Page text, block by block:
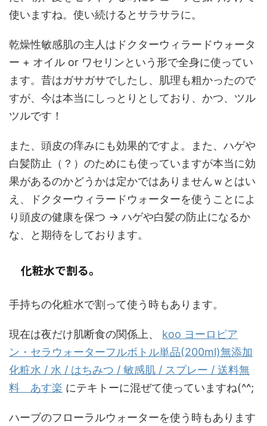
使いますね。使い続けるとサラサラに。
乾燥性敏感肌の主人はドクターウィラードウォータ
ー + オイル or ワセリンという形で全身に使ってい
ます。昔はガサガサでしたし、肌理も粗かったので
すが、今は本当にしっとりとしており、かつ、ツル
ツルです！
また、頭皮の痒みにも効果的ですよ。また、ハゲや
白髪防止（？）のためにも使っていますが本当に効
果があるのかどうかは定かではありませんｗとはい
え、ドクターウィラードウォーターを使うことによ
り頭皮の健康を保つ → ハゲや白髪の防止になるか
な、と期待をしております。
化粧水で割る。
手持ちの化粧水で割って使う時もあります。
現在は夜だけ肌断食の関係上、 koo ヨーロピア
ン・セラウォーターフルボトル単品(200ml)無添加
化粧水 / 水 / はちみつ / 敏感肌 / スプレー / 送料無
料 あす楽 にテキトーに混ぜて使っていますね(^^;
ハーブのフローラルウォーターを使う時もあります